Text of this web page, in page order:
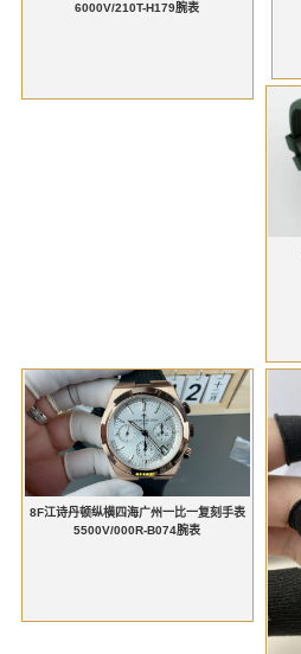
6000V/210T-H179腕表
8F江诗丹顿纵横四海广州一比一复刻手表
5500V/000R-B074腕表